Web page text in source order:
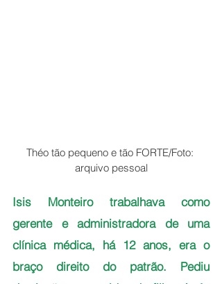
Théo tão pequeno e tão FORTE/Foto:
arquivo pessoal
Isis Monteiro trabalhava como
gerente e administradora de uma
clínica médica, há 12 anos, era o
braço direito do patrão. Pediu